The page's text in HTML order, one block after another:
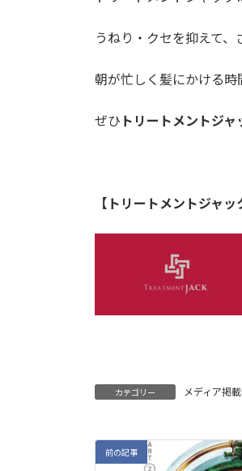
うねり・クセを抑えて
朝が忙しく髪にかける時
ぜひトリートメントジャ
【トリートメントジャッ
カテゴリー メディア掲
前の記事